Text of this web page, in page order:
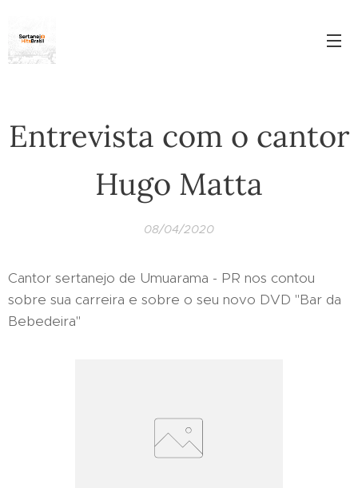
Entrevista com o cantor
Hugo Matta
08/04/2020
Cantor sertanejo de Umuarama - PR nos contou
sobre sua carreira e sobre o seu novo DVD "Bar da
Bebedeira"